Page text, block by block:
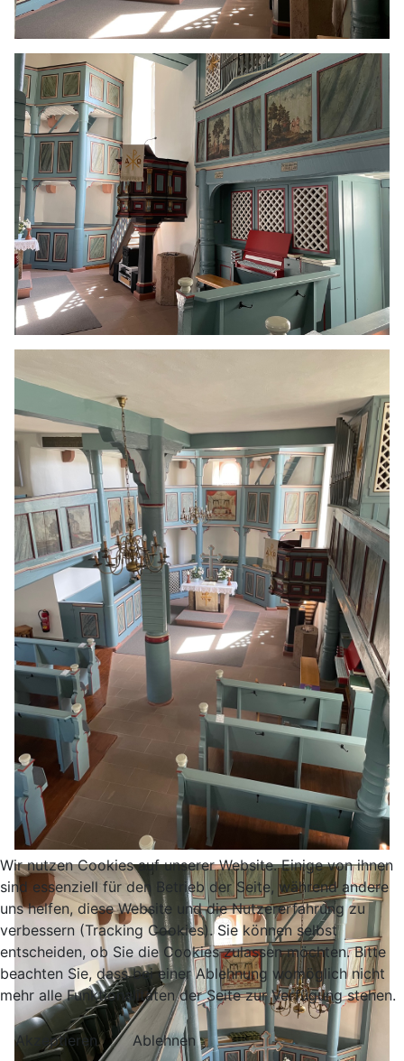
Wir nutzen Cookies auf unserer Website. Einige von ihnen
sind essenziell für den Betrieb der Seite, während andere
uns helfen, diese Website und die Nutzererfahrung zu
verbessern (Tracking Cookies). Sie können selbst
entscheiden, ob Sie die Cookies zulassen möchten. Bitte
beachten Sie, dass bei einer Ablehnung womöglich nicht
mehr alle Funktionalitäten der Seite zur Verfügung stehen.
Akzeptieren Ablehnen